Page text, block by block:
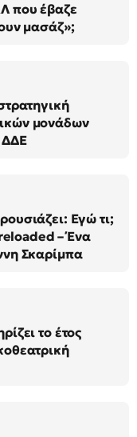
που έβαζε
μασάζ»;
μονάδων
ΔΔΕ
Εγώ τι;
– Ένα
Σκαρίμπα
το έτος